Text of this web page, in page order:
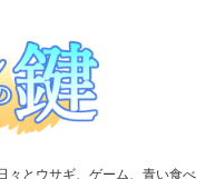
々とウサギ、ゲーム、青い食べ